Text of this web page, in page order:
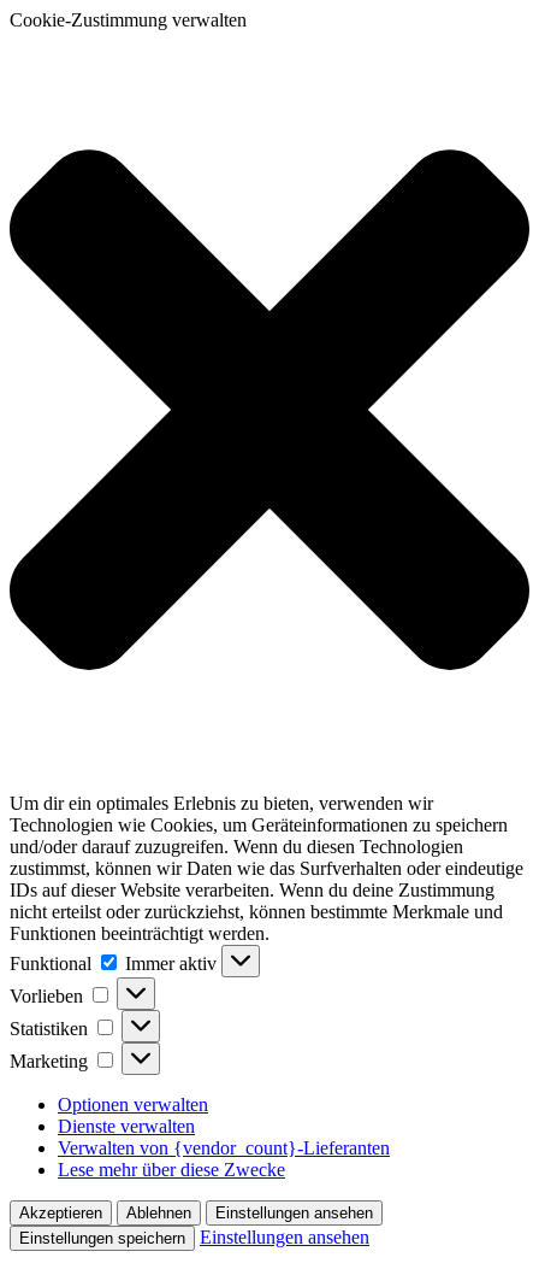
Cookie-Zustimmung verwalten
Um dir ein optimales Erlebnis zu bieten, verwenden wir
Technologien wie Cookies, um Geräteinformationen zu speichern
und/oder darauf zuzugreifen. Wenn du diesen Technologien
zustimmst, können wir Daten wie das Surfverhalten oder eindeutige
IDs auf dieser Website verarbeiten. Wenn du deine Zustimmung
nicht erteilst oder zurückziehst, können bestimmte Merkmale und
Funktionen beeinträchtigt werden.
Funktional
Funktional
Immer aktiv
Vorlieben
Vorlieben
Statistiken Statistiken
Marketing Marketing
Optionen verwalten
Dienste verwalten
Verwalten von {vendor_count}-Lieferanten
Lese mehr über diese Zwecke
Akzeptieren Ablehnen
Einstellungen ansehen
Einstellungen speichern
Einstellungen ansehen